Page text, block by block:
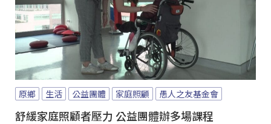
原鄉 生活 公益團體 家庭照顧 愚人之友基金會
舒緩家庭照顧者壓力 公益團體辦多場課程